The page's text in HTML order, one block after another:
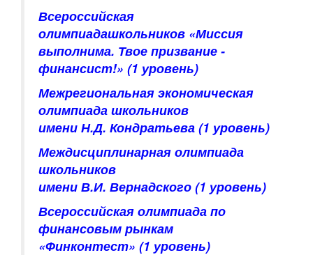
Всероссийская
олимпиадашкольников «Миссия
выполнима. Твое призвание -
финансист!» (1 уровень)
Межрегиональная экономическая
олимпиада школьников
имени Н.Д. Кондратьева (1 уровень)
Междисциплинарная олимпиада
школьников
имени В.И. Вернадского (1 уровень)
Всероссийская олимпиада по
финансовым рынкам
«Финконтест» (1 уровень)